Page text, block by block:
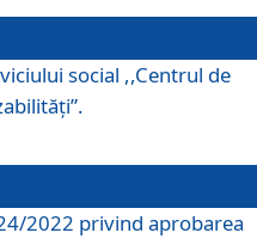
social ,,Centrul de
2022 privind aprobarea